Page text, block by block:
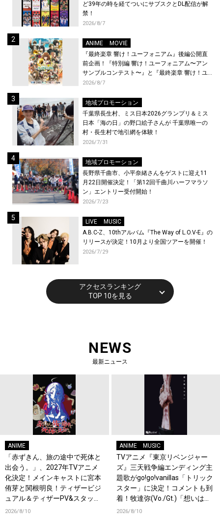
ど39年の時を経てついにサブスクとDL配信が解
禁！
2026/8/7
ANIME
MOVIE
『最終楽章 響け！ユーフォニアム』後編公開直
前企画！『特別編 響け！ユーフォニアム〜アン
サンブルコンテスト〜』と『最終楽章 響け！ユ
ーフォニアム』前編の一挙上映が決定！
2026/8/7
地域プロモーション
千葉県長生村、ミス日本2026グランプリ＆ミス
日本「海の日」の野口絵子さんが 千葉県唯一の
村・長生村で地引網を体験！
2026/7/31
地域プロモーション
長野県千曲市、小平奈緒さんをゲストに迎え11
月22日開催決定！「第12回千曲川ハーフマラソ
ン」エントリー受付開始！
2026/7/23
LIVE
MUSIC
A.B.C-Z、10thアルバム『The Way of L.O.V-E』の
リリースが決定！10月より全国ツアーを開催！
2026/7/29
アクセスランキング
TOP 10を見る
NEWS
最新ニュース
ANIME
「赤ずきん、旅の途中で死体と
出会う。」、2027年TVアニメ
化決定！メインキャストに宮本
侑芽と関根明良！ティザービジ
ュアル＆ティザーPV&スタッフ
情報も公開！原作者・キャス
2026/8/10
ANIME MUSIC
TVアニメ『東京リベンジャー
ズ』三天戦争編エンディング主
題歌がgo!go!vanillas「トリック
スター」に決定！コメントも到
着！牧達弥(Vo./Gt.)「想いは歌
詞に詰め込んでおります」
2026/8/10